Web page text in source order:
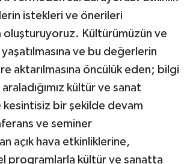
istekleri ve önerileri
Kültürümüzün ve
ve bu değerlerin
aktarılmasına öncülük eden; bilgi
araladığımız kültür ve sanat
bir şekilde devam
ve seminer
açık hava etkinliklerine,
programlarla kültür ve sanatta